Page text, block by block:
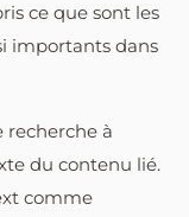
ce que sont les
importants dans
recherche à
du contenu lié.
comme